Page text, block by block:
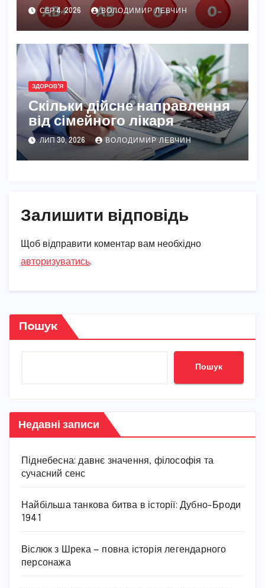
СЕР 4, 2026 ВОЛОДИМИР ЛЕВЧИН
ЗДОРОВ'Я
Скільки дійсне направлення
від сімейного лікаря
ЛИП 30, 2026 ВОЛОДИМИР ЛЕВЧИН
Залишити відповідь
Щоб відправити коментар вам необхідно
авторизуватись.
Пошук
Пошук
Недавні записи
Піднебесна: давнє значення, філософія та
сучасний сенс
Найбільша танкова битва в історії: Дубно-Броди
1941
Віслюк з Шрека — повна історія легендарного
персонажа